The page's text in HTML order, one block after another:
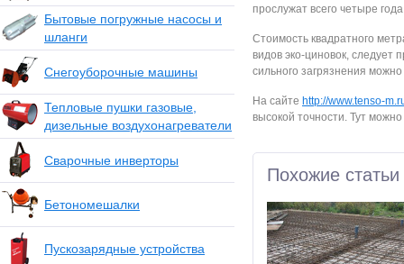
Бытовые погружные насосы и
шланги
Снегоуборочные машины
Тепловые пушки газовые,
дизельные воздухонагреватели
Сварочные инверторы
Бетономешалки
Пускозарядные устройства
прослужат всего четыре
Стоимость квадратного
видов эко-циновок, следует
сильного загрязнения
На сайте http://www.tenso-
высокой точности. Тут
Похожие статьи